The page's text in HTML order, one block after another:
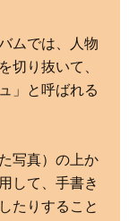
ムでは、人物
切り抜いて、
」と呼ばれる
写真）の上か
して、手書き
たりすること